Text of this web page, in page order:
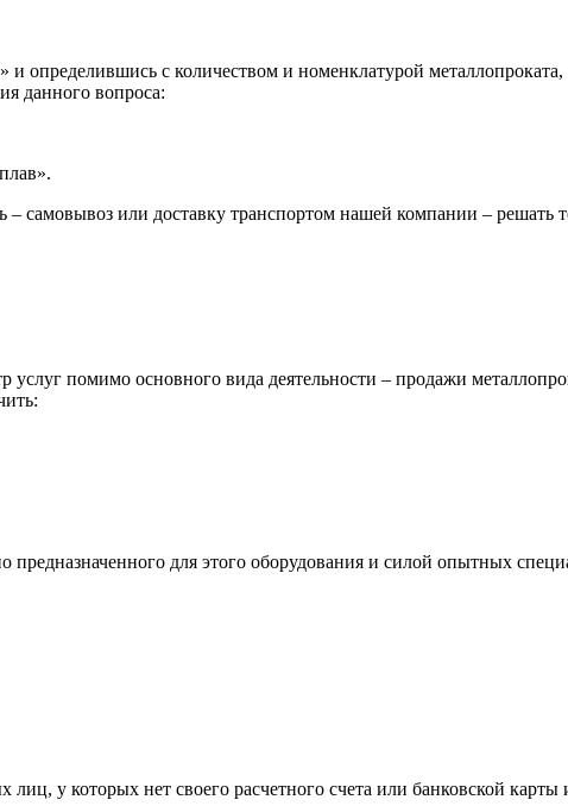
определившись с количеством и номенклатурой
данного вопроса:
– самовывоз или доставку транспортом нашей компании – решать
помимо основного вида деятельности – продажи
предназначенного для этого оборудования и силой опытных
у которых нет своего расчетного счета или банковской карты